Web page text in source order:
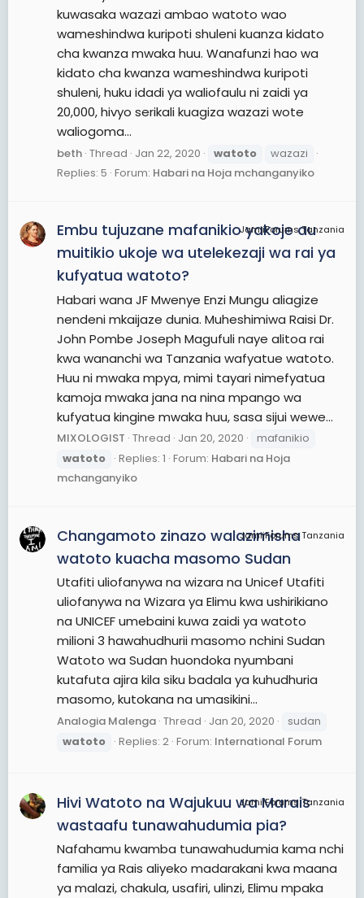
kuwasaka wazazi ambao watoto wao
wameshindwa kuripoti shuleni kuanza kidato
cha kwanza mwaka huu. Wanafunzi hao wa
kidato cha kwanza wameshindwa kuripoti
shuleni, huku idadi ya waliofaulu ni zaidi ya
20,000, hivyo serikali kuagiza wazazi wote
waliogoma...
beth Thread Jan 22, 2020 watoto
wazazi
Replies: 5 Forum: Habari na Hoja mchanganyiko
JamiiForums Tanzania
Embu tujuzane mafanikio yakoje au
muitikio ukoje wa utelekezaji wa rai ya
kufyatua watoto?
Habari wana JF Mwenye Enzi Mungu aliagize
nendeni mkaijaze dunia. Muheshimiwa Raisi Dr.
John Pombe Joseph Magufuli naye alitoa rai
kwa wananchi wa Tanzania wafyatue watoto.
Huu ni mwaka mpya, mimi tayari nimefyatua
kamoja mwaka jana na nina mpango wa
kufyatua kingine mwaka huu, sasa sijui wewe...
MIXOLOGIST Thread Jan 20, 2020
mafanikio
watoto
Replies: 1 Forum: Habari na Hoja
mchanganyiko
JamiiForums Tanzania
Changamoto zinazo walazimisha
watoto kuacha masomo Sudan
Utafiti uliofanywa na wizara na Unicef Utafiti
uliofanywa na Wizara ya Elimu kwa ushirikiano
na UNICEF umebaini kuwa zaidi ya watoto
milioni 3 hawahudhurii masomo nchini Sudan
Watoto wa Sudan huondoka nyumbani
kutafuta ajira kila siku badala ya kuhudhuria
masomo, kutokana na umasikini...
Analogia Malenga Thread Jan 20, 2020
sudan
watoto
Replies: 2 Forum: International Forum
JamiiForums Tanzania
Hivi Watoto na Wajukuu wa Marais
wastaafu tunawahudumia pia?
Nafahamu kwamba tunawahudumia kama nchi
familia ya Rais aliyeko madarakani kwa maana
ya malazi, chakula, usafiri, ulinzi, Elimu mpaka